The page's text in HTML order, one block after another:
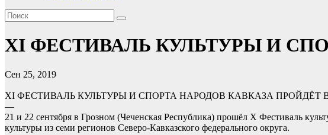
XI ФЕСТИВАЛЬ КУЛЬТУРЫ И
Сен 25, 2019
XI ФЕСТИВАЛЬ КУЛЬТУРЫ И СПОРТА НАРОДОВ КАВКАЗА ПРОЙДЁТ В
—
21 и 22 сентября в Грозном (Чеченская Республика) прошёл X Фестиваль
культуры из семи регионов Северо-Кавказского федерального округа.